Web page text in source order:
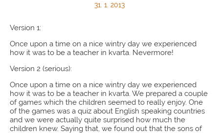
31. 1. 2013
Version 1:
Once upon a time on a nice wintry day we experienced
how it was to be a teacher in kvarta. Nevermore!
Version 2 (serious):
Once upon a time on a nice wintry day we experienced
how it was to be a teacher in kvarta. We prepared a couple
of games which the children seemed to really enjoy. One
of the games was a quiz about English speaking countries
and we were actually quite surprised how much the
children knew. Saying that, we found out that the sons of